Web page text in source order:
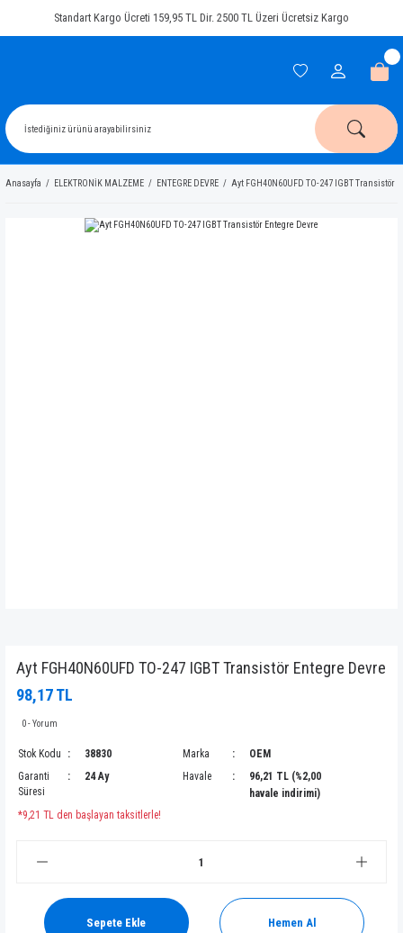
Standart Kargo Ücreti 159,95 TL Dir. 2500 TL Üzeri Ücretsiz Kargo
Anasayfa ELEKTRONİK MALZEME ENTEGRE DEVRE Ayt FGH40N60UFD TO-247 IGBT Transistör
Ayt FGH40N60UFD TO-247 IGBT Transistör Entegre Devre
98,17 TL
0 - Yorum
Stok Kodu 38830 Marka
OEM
Garanti
Süresi
24 Ay Havale
96,21 TL (%2,00
havale indirimi)
*9,21 TL den başlayan taksitlerle!
Sepete Ekle Hemen Al